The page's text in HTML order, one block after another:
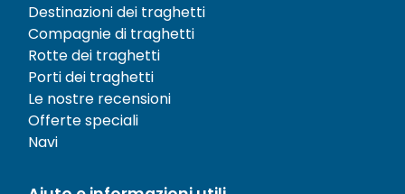
Destinazioni dei traghetti
Compagnie di traghetti
Rotte dei traghetti
Porti dei traghetti
Le nostre recensioni
Offerte speciali
Navi